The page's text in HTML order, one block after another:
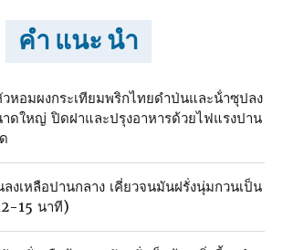
คำ แนะ นำ
หอมผงกระเทียมพริกไทยดําป่นและน้ําซุปลง
ดใหญ่ ปิดฝาและปรุงอาหารด้วยไฟแรงปาน
งเหลือปานกลาง เคี่ยวจนมันฝรั่งนุ่มกวนเป็น
15 นาที)